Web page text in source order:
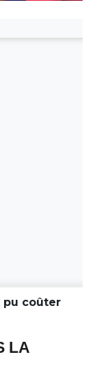
pu coûter
LA